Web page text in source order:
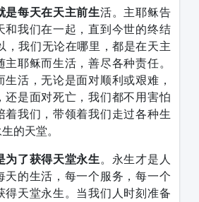
是每天在天主前生活。主耶稣告
和我们在一起，直到今世的终结
，我们无论在哪里，都是在天主
耶稣而生活，善尽各种责任。
生活，无论是面对顺利或艰难，
还是面对死亡，我们都不用害怕
着我们，带领着我们走过各种生
的天堂。
为了获得天堂永生。永生才是人
天的生活，每一个服务，每一个
得天堂永生。当我们人时刻准备